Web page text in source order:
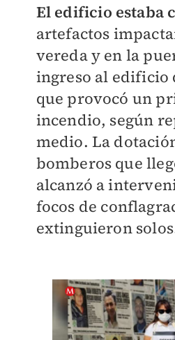
El edificio estaba
artefactos
vereda y en la
ingreso al edificio
que provocó un
incendio, según
medio. La
bomberos que
alcanzó a
focos de
extinguieron